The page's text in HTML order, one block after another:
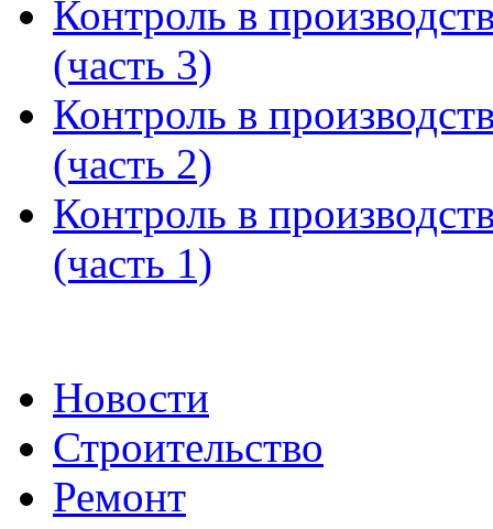
Контроль в
(часть 3)
Контроль в
(часть 2)
Контроль в
(часть 1)
Новости
Строительство
Ремонт